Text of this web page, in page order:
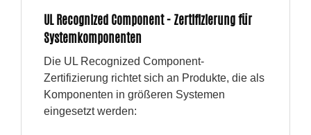
UL Recognized Component - Zertifizierung für
Systemkomponenten
Die UL Recognized Component-
Zertifizierung richtet sich an Produkte, die als
Komponenten in größeren Systemen
eingesetzt werden: